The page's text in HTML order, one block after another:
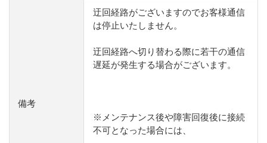
備考
迂回経路がございますのでお客様通信
は停止いたしません。
迂回経路へ切り替わる際に若干の通信
遅延が発生する場合がございます。
※メンテナンス後や障害回復後に接続
不可となった場合には、